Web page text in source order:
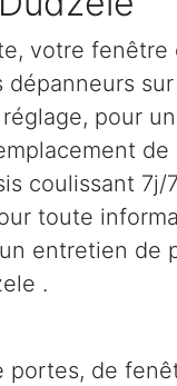
votre fenêtre
pour
de
coulissant 7j/
toute
entretien de
.
portes, de